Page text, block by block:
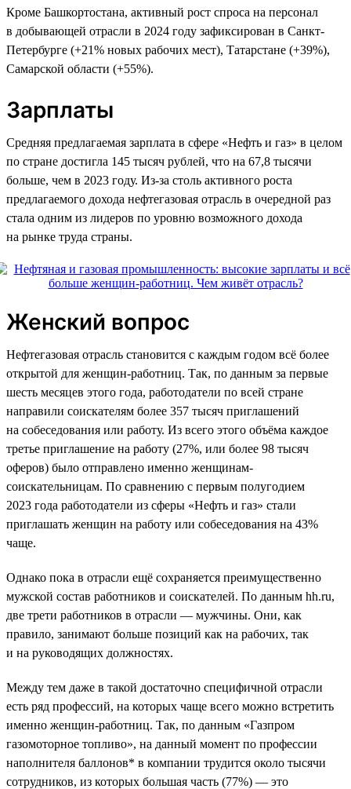
Кроме Башкортостана, активный рост спроса на персонал
в добывающей отрасли в 2024 году зафиксирован в Санкт-
Петербурге (+21% новых рабочих мест), Татарстане (+39%),
Самарской области (+55%).
Зарплаты
Средняя предлагаемая зарплата в сфере «Нефть и газ» в целом
по стране достигла 145 тысяч рублей, что на 67,8 тысячи
больше, чем в 2023 году. Из-за столь активного роста
предлагаемого дохода нефтегазовая отрасль в очередной раз
стала одним из лидеров по уровню возможного дохода
на рынке труда страны.
Женский вопрос
Нефтегазовая отрасль становится с каждым годом всё более
открытой для женщин-работниц. Так, по данным за первые
шесть месяцев этого года, работодатели по всей стране
направили соискателям более 357 тысяч приглашений
на собеседования или работу. Из всего этого объёма каждое
третье приглашение на работу (27%, или более 98 тысяч
оферов) было отправлено именно женщинам-
соискательницам. По сравнению с первым полугодием
2023 года работодатели из сферы «Нефть и газ» стали
приглашать женщин на работу или собеседования на 43%
чаще.
Однако пока в отрасли ещё сохраняется преимущественно
мужской состав работников и соискателей. По данным hh.ru,
две трети работников в отрасли — мужчины. Они, как
правило, занимают больше позиций как на рабочих, так
и на руководящих должностях.
Между тем даже в такой достаточно специфичной отрасли
есть ряд профессий, на которых чаще всего можно встретить
именно женщин-работниц. Так, по данным «Газпром
газомоторное топливо», на данный момент по профессии
наполнителя баллонов* в компании трудится около тысячи
сотрудников, из которых большая часть (77%) — это